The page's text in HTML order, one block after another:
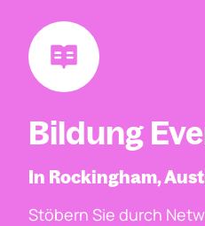
Bildung
In Rockingham,
Stöbern Sie durch